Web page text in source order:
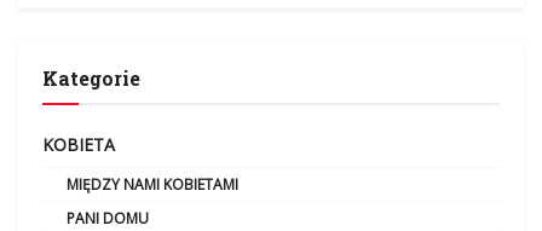
Kategorie
KOBIETA
MIĘDZY NAMI KOBIETAMI
PANI DOMU